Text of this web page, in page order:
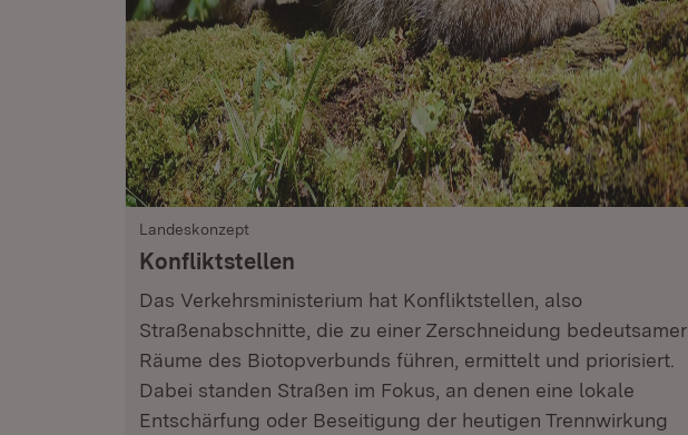
Landeskonzept
Konfliktstellen
Das Verkehrsministerium hat Konfliktstellen, also
Straßenabschnitte, die zu einer Zerschneidung bedeutsamer
Räume des Biotopverbunds führen, ermittelt und priorisiert.
Dabei standen Straßen im Fokus, an denen eine lokale
Entschärfung oder Beseitigung der heutigen Trennwirkung